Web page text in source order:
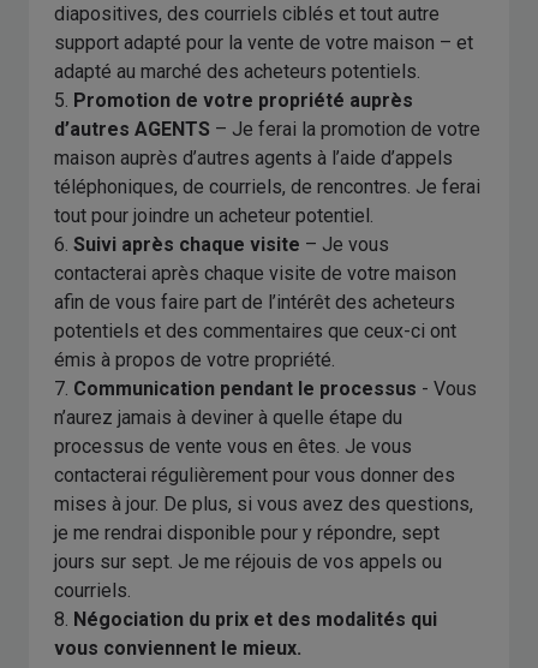
diapositives, des courriels ciblés et tout autre
support adapté pour la vente de votre maison – et
adapté au marché des acheteurs potentiels.
5. Promotion de votre propriété auprès
d’autres AGENTS – Je ferai la promotion de votre
maison auprès d’autres agents à l’aide d’appels
téléphoniques, de courriels, de rencontres. Je ferai
tout pour joindre un acheteur potentiel.
6.Suivi après chaque visite – Je vous
contacterai après chaque visite de votre maison
afin de vous faire part de l’intérêt des acheteurs
potentiels et des commentaires que ceux-ci ont
émis à propos de votre propriété.
7. Communication pendant le processus - Vous
n’aurez jamais à deviner à quelle étape du
processus de vente vous en êtes. Je vous
contacterai régulièrement pour vous donner des
mises à jour. De plus, si vous avez des questions,
je me rendrai disponible pour y répondre, sept
jours sur sept. Je me réjouis de vos appels ou
courriels.
8. Négociation du prix et des modalités qui
vous conviennent le mieux.